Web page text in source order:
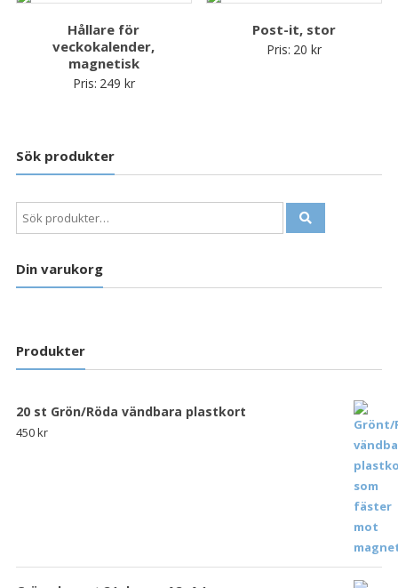
Hållare för
veckokalender,
magnetisk
Pris: 249 kr
Post-it, stor
Pris: 20kr
Sök produkter
efter:
Din varukorg
Produkter
20 st Grön/Röda vändbara plastkort
450kr